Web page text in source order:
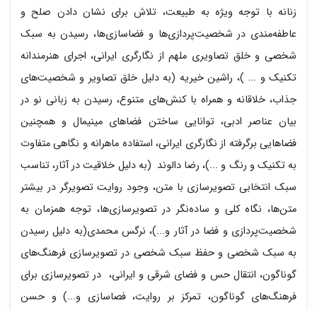
زنانه با توجه ویژه به ‌طبیعت، تلاش برای نشان دادن صلح و
عاطفه‌مندی در شخصیت‌پردازی‌ها و فضاسازی‌ها، رسیدن به سبک
شخصی و خلق تصاویری ملهم از ‌نگارگری ایرانی، اجرای هنرمندانه
تکنیک و ... )، راشین خیریه (به دلیل خلق تصاویر و شخصیت‌‌های
جذاب، خلاقانه و همراه با کنش‌های متنوع، رسیدن به زبانی نو در
بیان عناصر ادبی، توانایی ساختن فضاهای مینیمال و همچنین
فضاهایی برگرفته از نگارگری ایرانی، استفاده ماهرانه و نگاهی متفاوت
به تکنیک و رنگ و ...)، رضا دالوند (به دلیل خلاقیت در آثار، تناسب
سبک انتخابی تصویرسازی با متن، وجود روایت تصویرگر در بیشتر
متن‌ها، نگاه کلی و ساده‌نگر در تصویرسازی‌ها، توجه همزمان به
شخصیت‌پردازی و فضا در آثار و...)، نرگس محمدی(به دلیل رسیدن
به سبک شخصی و حفظ سبک شخصی در تصویرسازی فرهنگ‌های
گوناگون، انتقال حس و فضای شرقی و ایرانی، در تصویرسازی برای
فرهنگ‌های گوناگون، تمرکز بر روایت، فصاسازی و...) و حسن